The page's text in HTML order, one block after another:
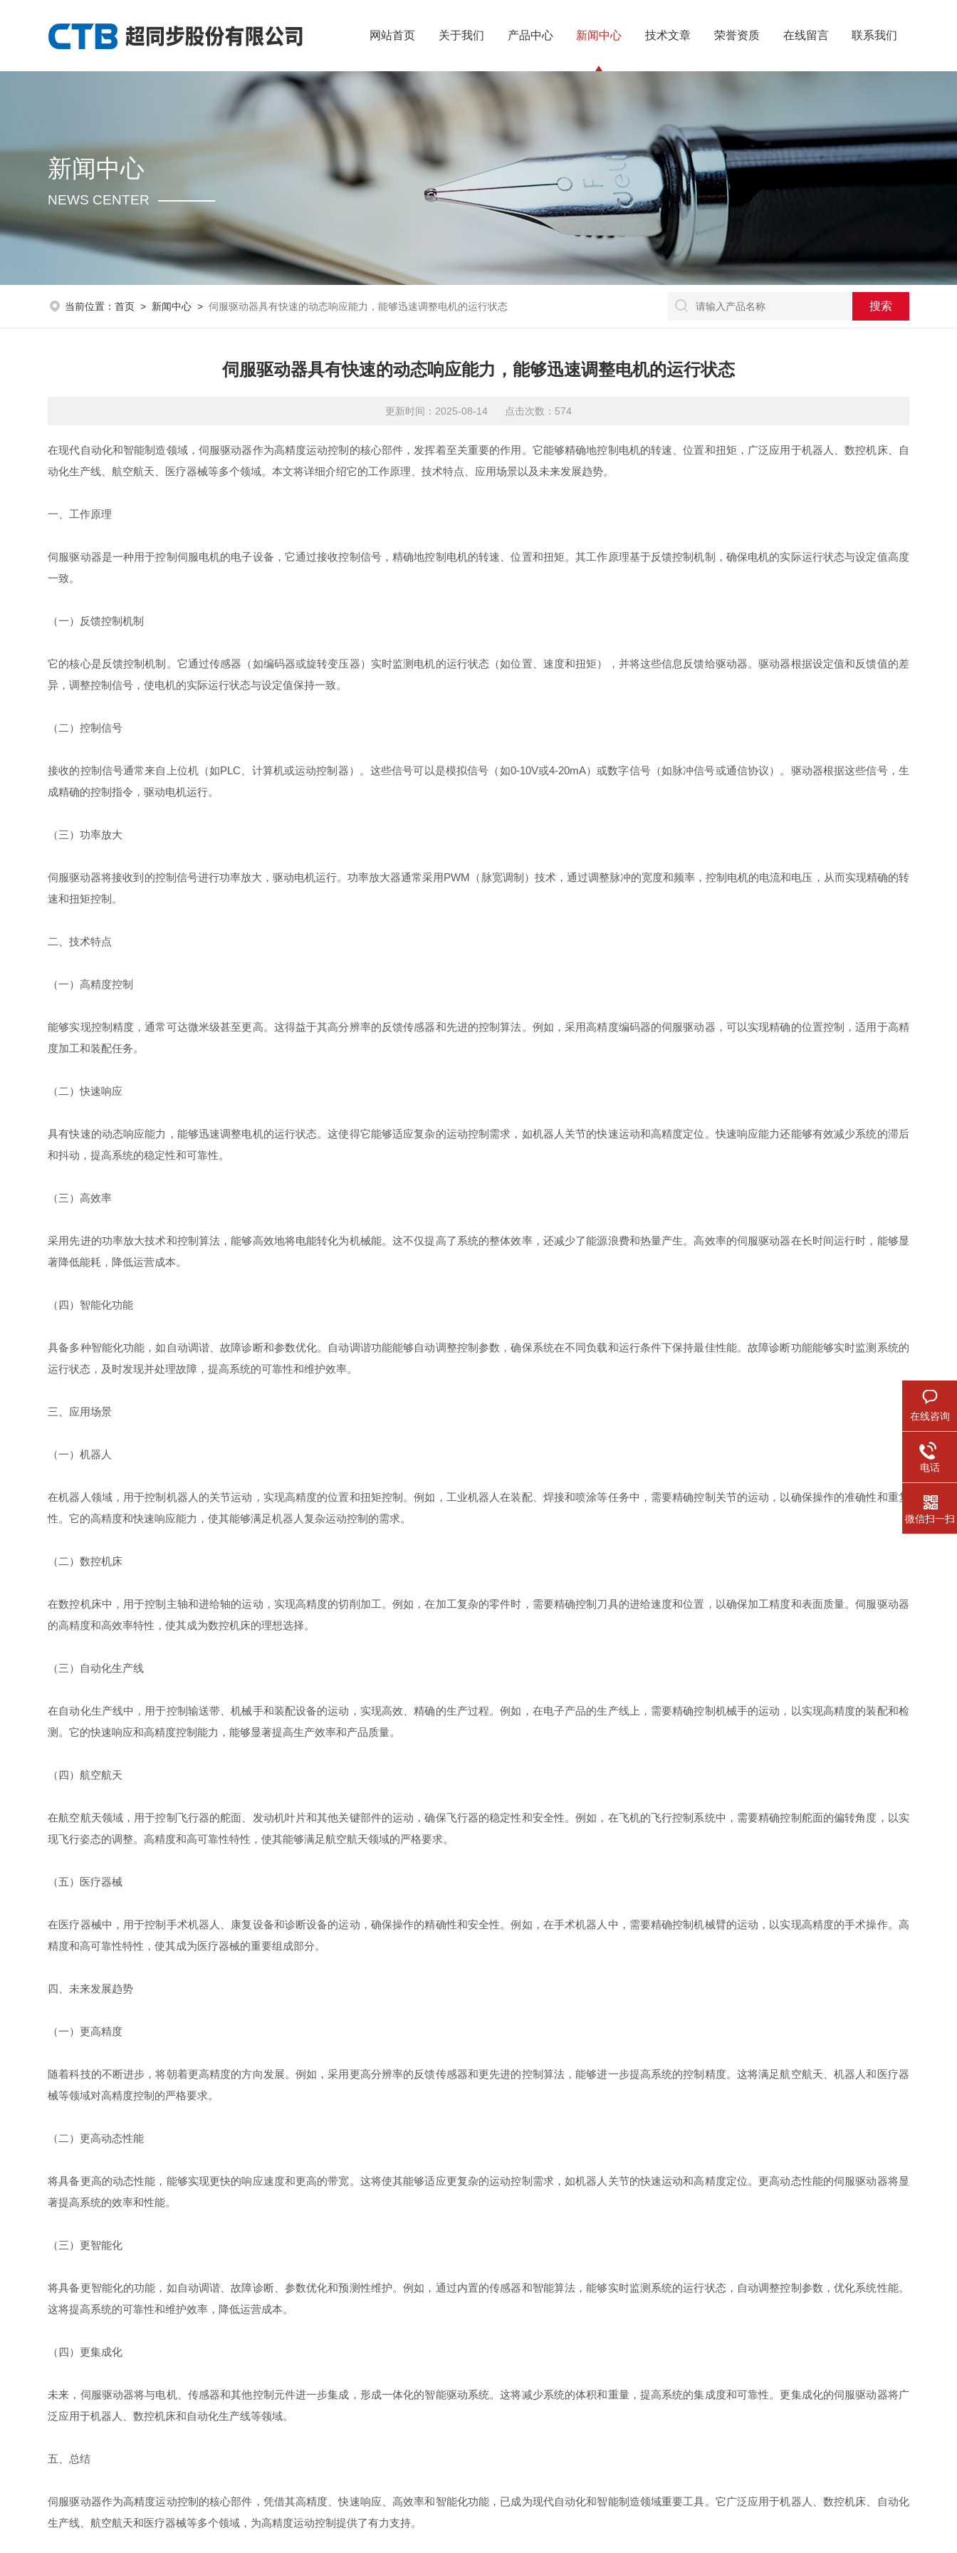
网站首页 关于我们 产品中心 新闻中心 技术文章 荣誉资质 在线留言 联系我们
新闻中心
NEWS CENTER
当前位置：首页 > 新闻中心 >伺服驱动器具有快速的动态响应能力，能够迅速调整电机的运行状态
伺服驱动器具有快速的动态响应能力，能够迅速调整电机的运行状态
更新时间：2025-08-14 点击次数：574
在现代自动化和智能制造领域，伺服驱动器作为高精度运动控制的核心部件，发挥着至关重要的作用。它能够精确地控制电机的转速、位置和扭矩，广泛应用于机器人、数控机床、自
动化生产线、航空航天、医疗器械等多个领域。本文将详细介绍它的工作原理、技术特点、应用场景以及未来发展趋势。
一、工作原理
伺服驱动器是一种用于控制伺服电机的电子设备，它通过接收控制信号，精确地控制电机的转速、位置和扭矩。其工作原理基于反馈控制机制，确保电机的实际运行状态与设定值高度
一致。
（一）反馈控制机制
它的核心是反馈控制机制。它通过传感器（如编码器或旋转变压器）实时监测电机的运行状态（如位置、速度和扭矩），并将这些信息反馈给驱动器。驱动器根据设定值和反馈值的差
异，调整控制信号，使电机的实际运行状态与设定值保持一致。
（二）控制信号
接收的控制信号通常来自上位机（如PLC、计算机或运动控制器）。这些信号可以是模拟信号（如0-10V或4-20mA）或数字信号（如脉冲信号或通信协议）。驱动器根据这些信号，生
成精确的控制指令，驱动电机运行。
（三）功率放大
伺服驱动器将接收到的控制信号进行功率放大，驱动电机运行。功率放大器通常采用PWM（脉宽调制）技术，通过调整脉冲的宽度和频率，控制电机的电流和电压，从而实现精确的转
速和扭矩控制。
二、技术特点
（一）高精度控制
能够实现控制精度，通常可达微米级甚至更高。这得益于其高分辨率的反馈传感器和先进的控制算法。例如，采用高精度编码器的伺服驱动器，可以实现精确的位置控制，适用于高精
度加工和装配任务。
（二）快速响应
具有快速的动态响应能力，能够迅速调整电机的运行状态。这使得它能够适应复杂的运动控制需求，如机器人关节的快速运动和高精度定位。快速响应能力还能够有效减少系统的滞后
和抖动，提高系统的稳定性和可靠性。
（三）高效率
采用先进的功率放大技术和控制算法，能够高效地将电能转化为机械能。这不仅提高了系统的整体效率，还减少了能源浪费和热量产生。高效率的伺服驱动器在长时间运行时，能够显
著降低能耗，降低运营成本。
（四）智能化功能
具备多种智能化功能，如自动调谐、故障诊断和参数优化。自动调谐功能能够自动调整控制参数，确保系统在不同负载和运行条件下保持最佳性能。故障诊断功能能够实时监测系统的
运行状态，及时发现并处理故障，提高系统的可靠性和维护效率。
三、应用场景
（一）机器人
在机器人领域，用于控制机器人的关节运动，实现高精度的位置和扭矩控制。例如，工业机器人在装配、焊接和喷涂等任务中，需要精确控制关节的运动，以确保操作的准确性和重复
性。它的高精度和快速响应能力，使其能够满足机器人复杂运动控制的需求。
（二）数控机床
在数控机床中，用于控制主轴和进给轴的运动，实现高精度的切削加工。例如，在加工复杂的零件时，需要精确控制刀具的进给速度和位置，以确保加工精度和表面质量。伺服驱动器
的高精度和高效率特性，使其成为数控机床的理想选择。
（三）自动化生产线
在自动化生产线中，用于控制输送带、机械手和装配设备的运动，实现高效、精确的生产过程。例如，在电子产品的生产线上，需要精确控制机械手的运动，以实现高精度的装配和检
测。它的快速响应和高精度控制能力，能够显著提高生产效率和产品质量。
（四）航空航天
在航空航天领域，用于控制飞行器的舵面、发动机叶片和其他关键部件的运动，确保飞行器的稳定性和安全性。例如，在飞机的飞行控制系统中，需要精确控制舵面的偏转角度，以实
现飞行姿态的调整。高精度和高可靠性特性，使其能够满足航空航天领域的严格要求。
（五）医疗器械
在医疗器械中，用于控制手术机器人、康复设备和诊断设备的运动，确保操作的精确性和安全性。例如，在手术机器人中，需要精确控制机械臂的运动，以实现高精度的手术操作。高
精度和高可靠性特性，使其成为医疗器械的重要组成部分。
四、未来发展趋势
（一）更高精度
随着科技的不断进步，将朝着更高精度的方向发展。例如，采用更高分辨率的反馈传感器和更先进的控制算法，能够进一步提高系统的控制精度。这将满足航空航天、机器人和医疗器
械等领域对高精度控制的严格要求。
（二）更高动态性能
将具备更高的动态性能，能够实现更快的响应速度和更高的带宽。这将使其能够适应更复杂的运动控制需求，如机器人关节的快速运动和高精度定位。更高动态性能的伺服驱动器将显
著提高系统的效率和性能。
（三）更智能化
将具备更智能化的功能，如自动调谐、故障诊断、参数优化和预测性维护。例如，通过内置的传感器和智能算法，能够实时监测系统的运行状态，自动调整控制参数，优化系统性能。
这将提高系统的可靠性和维护效率，降低运营成本。
（四）更集成化
未来，伺服驱动器将与电机、传感器和其他控制元件进一步集成，形成一体化的智能驱动系统。这将减少系统的体积和重量，提高系统的集成度和可靠性。更集成化的伺服驱动器将广
泛应用于机器人、数控机床和自动化生产线等领域。
五、总结
伺服驱动器作为高精度运动控制的核心部件，凭借其高精度、快速响应、高效率和智能化功能，已成为现代自动化和智能制造领域重要工具。它广泛应用于机器人、数控机床、自动化
生产线、航空航天和医疗器械等多个领域，为高精度运动控制提供了有力支持。
在线咨询
电话
微信扫一扫